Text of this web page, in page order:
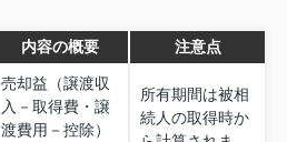
内容の概要 注意点
売却益（譲渡収
入－取得費・譲
渡費用－控除）
所有期間は被相
続人の取得時か